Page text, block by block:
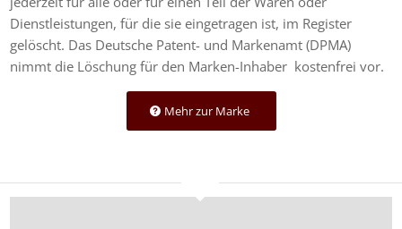
Dienstleistungen, für die sie eingetragen ist, im Register
gelöscht. Das Deutsche Patent- und Markenamt (DPMA)
nimmt die Löschung für den Marken-Inhaber kostenfrei vor.
Mehr zur Marke